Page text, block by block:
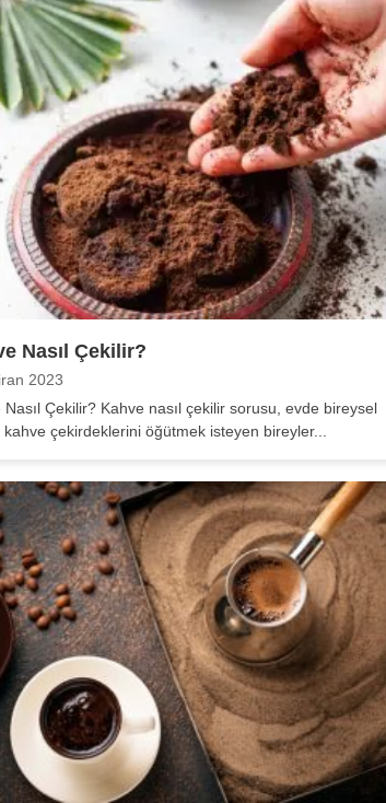
Nasıl Çekilir?
2023
Nasıl Çekilir? Kahve nasıl çekilir sorusu, evde bireysel
kahve çekirdeklerini öğütmek isteyen bireyler...